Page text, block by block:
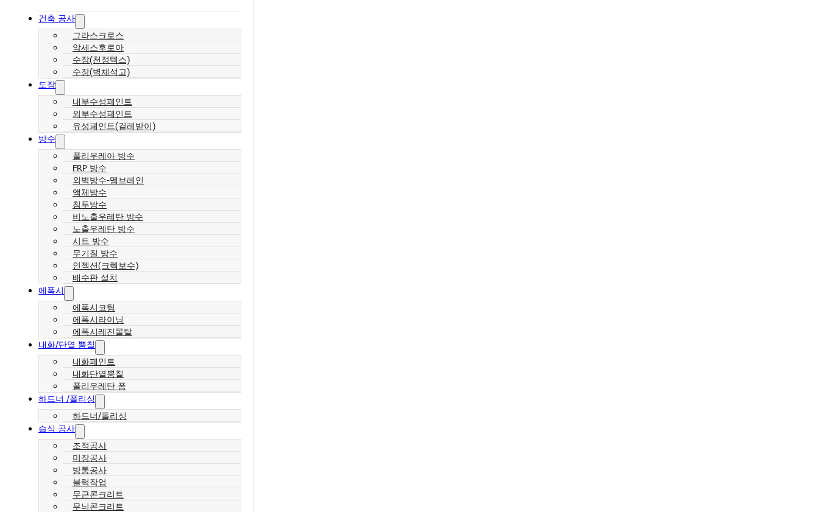
건축 공사
그라스크로스
악세스후로아
수장(천정텍스)
수장(벽체석고)
도장
내부수성페인트
외부수성페인트
유성페인트(걸레받이)
방수
폴리우레아 방수
FRP 방수
외벽방수-멤브레인
액체방수
침투방수
비노출우레탄 방수
노출우레탄 방수
시트 방수
무기질 방수
인젝션(크렉보수)
배수판 설치
에폭시
에폭시코팅
에폭시라이닝
에폭시레진몰탈
내화/단열 뿜칠
내화페인트
내화단열뿜칠
폴리우레탄 폼
하드너 /폴리싱
하드너/폴리싱
습식 공사
조적공사
미장공사
방통공사
블럭작업
무근콘크리트
무늬콘크리트